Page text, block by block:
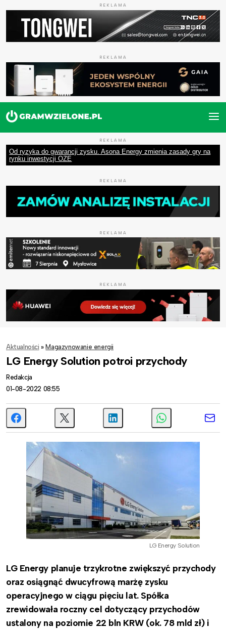
REKLAMA
REKLAMA
REKLAMA
Od ryzyka do gwarancji zysku. Asona Energy zmienia zasady gry na
rynku inwestycji OZE
REKLAMA
REKLAMA
REKLAMA
Aktualności » Magazynowanie energii
LG Energy Solution potroi przychody
Redakcja
01-08-2022 08:55
LG Energy Solution
LG Energy planuje trzykrotne zwiększyć przychody
oraz osiągnąć dwucyfrową marżę zysku
operacyjnego w ciągu pięciu lat. Spółka
zrewidowała roczny cel dotyczący przychodów
ustalony na poziomie 22 bln KRW (ok. 78 mld zł) i